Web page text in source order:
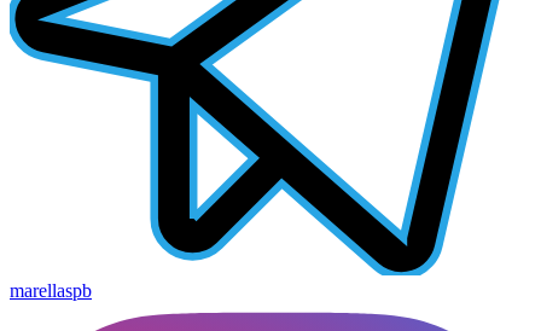
marellaspb